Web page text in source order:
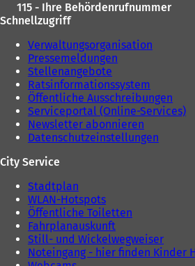
115 - Ihre Behördenrufnummer
Schnellzugriff
Verwaltungsorganisation
Pressemeldungen
Stellenangebote
Ratsinformationssystem
Öffentliche Ausschreibungen
Serviceportal (Online-Services)
Newsletter abonnieren
Datenschutzeinstellungen
City Service
Stadtplan
WLAN-Hotspots
Öffentliche Toiletten
Fahrplanauskunft
Still- und Wickelwegweiser
Noteingang - hier finden Kinder